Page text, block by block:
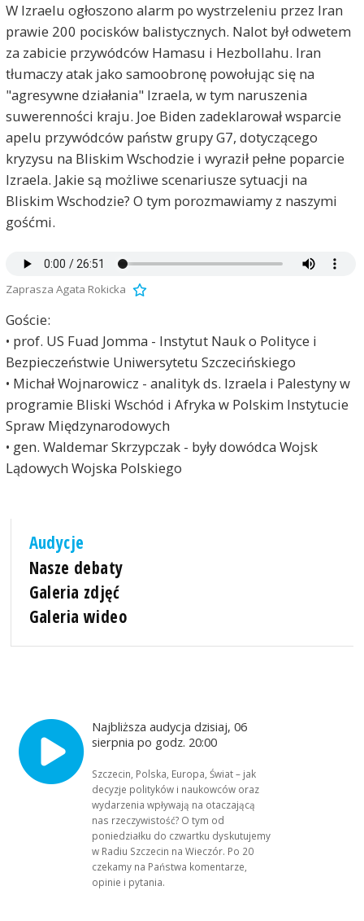
W Izraelu ogłoszono alarm po wystrzeleniu przez Iran
prawie 200 pocisków balistycznych. Nalot był odwetem
za zabicie przywódców Hamasu i Hezbollahu. Iran
tłumaczy atak jako samoobronę powołując się na
"agresywne działania" Izraela, w tym naruszenia
suwerenności kraju. Joe Biden zadeklarował wsparcie
apelu przywódców państw grupy G7, dotyczącego
kryzysu na Bliskim Wschodzie i wyraził pełne poparcie
Izraela. Jakie są możliwe scenariusze sytuacji na
Bliskim Wschodzie? O tym porozmawiamy z naszymi
gośćmi.
Zaprasza Agata Rokicka
Goście:
• prof. US Fuad Jomma - Instytut Nauk o Polityce i
Bezpieczeństwie Uniwersytetu Szczecińskiego
• Michał Wojnarowicz - analityk ds. Izraela i Palestyny w
programie Bliski Wschód i Afryka w Polskim Instytucie
Spraw Międzynarodowych
• gen. Waldemar Skrzypczak - były dowódca Wojsk
Lądowych Wojska Polskiego
Audycje
Nasze debaty
Galeria zdjęć
Galeria wideo
Najbliższa audycja dzisiaj, 06
sierpnia po godz. 20:00
Szczecin, Polska, Europa, Świat – jak
decyzje polityków i naukowców oraz
wydarzenia wpływają na otaczającą
nas rzeczywistość? O tym od
poniedziałku do czwartku dyskutujemy
w Radiu Szczecin na Wieczór. Po 20
czekamy na Państwa komentarze,
opinie i pytania.